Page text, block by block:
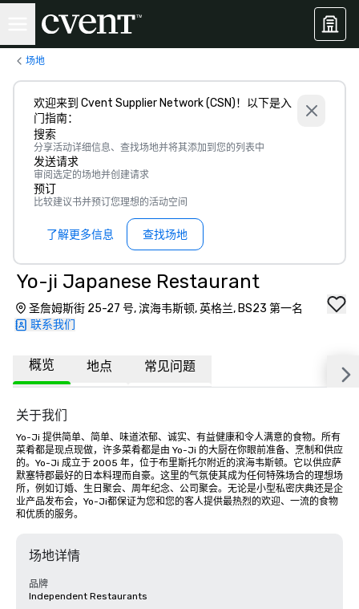
场地
欢迎来到 Cvent Supplier Network (CSN)！以下是入
门指南：
搜索
分享活动详细信息、查找场地并将其添加到您的列表中
发送请求
审阅选定的场地并创建请求
预订
比较建议书并预订您理想的活动空间
了解更多信息 查找场地
Yo-ji Japanese Restaurant
圣詹姆斯街 25-27 号, 滨海韦斯顿, 英格兰, BS23 第一名
联系我们
概览 地点 常见问题
关于我们
Yo-Ji 提供简单、简单、味道浓郁、诚实、有益健康和令人满意的食物。所有
菜肴都是现点现做，许多菜肴都是由 Yo-Ji 的大厨在你眼前准备、烹制和供应
的。Yo-Ji 成立于 2005 年，位于布里斯托尔附近的滨海韦斯顿。它以供应萨
默塞特郡最好的日本料理而自豪。这里的气氛使其成为任何特殊场合的理想场
所，例如订婚、生日聚会、周年纪念、公司聚会。无论是小型私密庆典还是企
业产品发布会，Yo-Ji都保证为您和您的客人提供最热烈的欢迎、一流的食物
和优质的服务。
场地详情
品牌
Independent Restaurants